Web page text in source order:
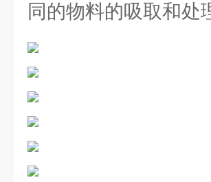
同的物料的吸取和处